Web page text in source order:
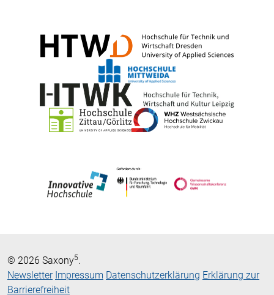
© 2026 Saxony5.
Newsletter Impressum Datenschutzerklärung Erklärung zur
Barrierefreiheit